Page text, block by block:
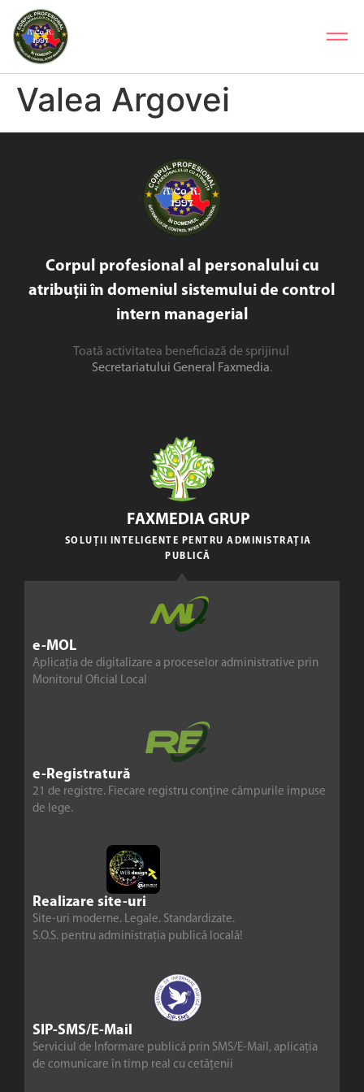
Valea Argovei
Corpul profesional al personalului cu
atribuții în domeniul sistemului de control
intern managerial
Toată activitatea beneficiază de sprijinul
Secretariatului General Faxmedia.
e-MOL
Aplicația de digitalizare a proceselor administrative prin
Monitorul Oficial Local
e-Registratură
21 de registre. Fiecare registru conține câmpurile impuse
de lege.
Realizare site-uri
Site-uri moderne. Legale. Standardizate.
S.O.S. pentru administrația publică locală!
SIP-SMS/E-Mail
Serviciul de Informare publică prin SMS/E-Mail, aplicația
de comunicare în timp real cu cetățenii
FAXMEDIA GRUP
SOLUȚII INTELIGENTE PENTRU ADMINISTRAȚIA
PUBLICĂ